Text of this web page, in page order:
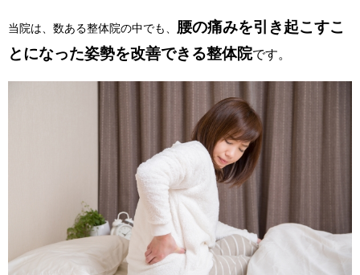
当院は、数ある整体院の中でも、 腰の痛みを引き起こすこ
とになった姿勢を改善できる整体院です。